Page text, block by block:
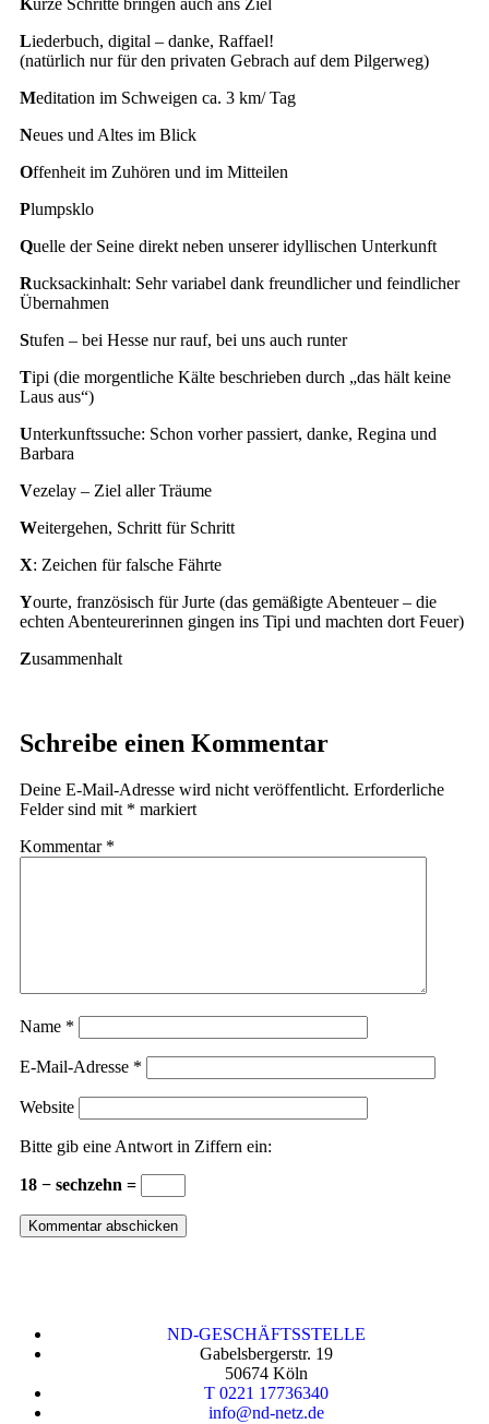
Liederbuch, digital – danke, Raffael!
(natürlich nur für den privaten Gebrach auf dem Pilgerweg)
Meditation im Schweigen ca. 3 km/ Tag
Neues und Altes im Blick
Offenheit im Zuhören und im Mitteilen
Plumpsklo
Quelle der Seine direkt neben unserer idyllischen Unterkunft
Rucksackinhalt: Sehr variabel dank freundlicher und feindlicher
Übernahmen
Stufen – bei Hesse nur rauf, bei uns auch runter
Tipi (die morgentliche Kälte beschrieben durch „das hält keine
Laus aus“)
Unterkunftssuche: Schon vorher passiert, danke, Regina und
Barbara
Vezelay – Ziel aller Träume
Weitergehen, Schritt für Schritt
X: Zeichen für falsche Fährte
Yourte, französisch für Jurte (das gemäßigte Abenteuer – die
echten Abenteurerinnen gingen ins Tipi und machten dort Feuer)
Zusammenhalt
Schreibe einen Kommentar
Deine E-Mail-Adresse wird nicht veröffentlicht. Erforderliche
Felder sind mit * markiert
Kommentar *
Name *
E-Mail-Adresse *
Website
Bitte gib eine Antwort in Ziffern ein:
18 − sechzehn =
ND-GESCHÄFTSSTELLE
Gabelsbergerstr. 19
50674 Köln
T 0221 17736340
info@nd-netz.de